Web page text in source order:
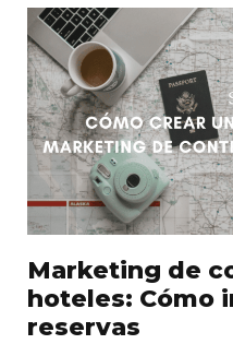
Marketing de
hoteles: Cómo
reservas